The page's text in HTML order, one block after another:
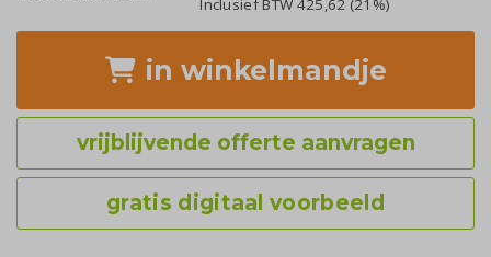
Inclusief BTW 425,62 (21%)
in winkelmandje
vrijblijvende offerte aanvragen
gratis digitaal voorbeeld